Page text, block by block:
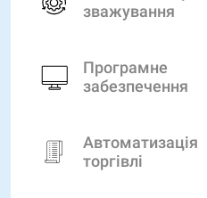
зважування
Програмне
забезпечення
Автоматизація
торгівлі